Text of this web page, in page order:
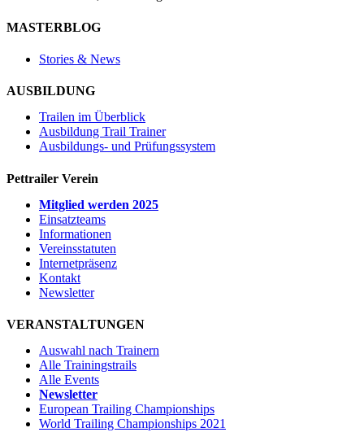
MASTERBLOG
Stories & News
AUSBILDUNG
Trailen im Überblick
Ausbildung Trail Trainer
Ausbildungs- und Prüfungssystem
Pettrailer Verein
Mitglied werden 2025
Einsatzteams
Informationen
Vereinsstatuten
Internetpräsenz
Kontakt
Newsletter
VERANSTALTUNGEN
Auswahl nach Trainern
Alle Trainingstrails
Alle Events
Newsletter
European Trailing Championships
World Trailing Championships 2021